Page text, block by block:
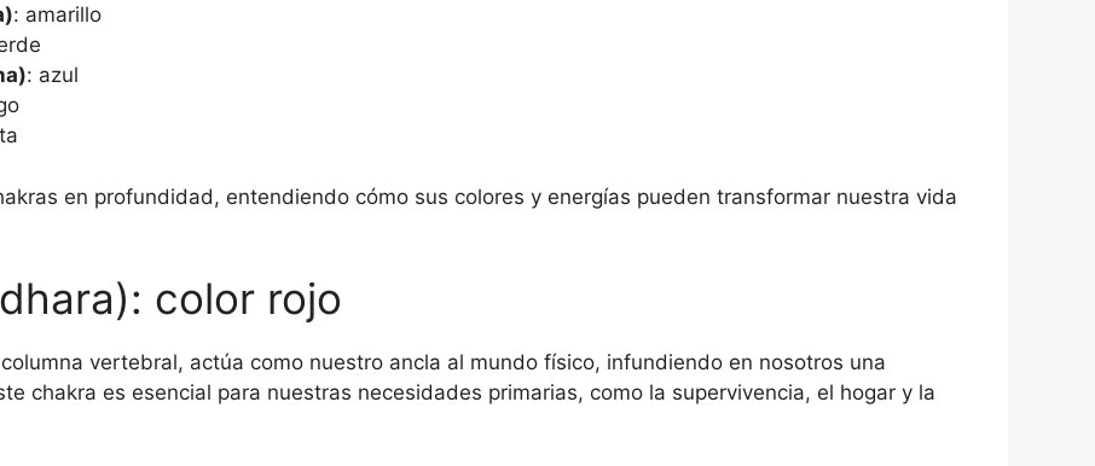
: amarillo
: azul
en profundidad, entendiendo cómo sus colores y energías pueden transformar nuestra vida
color rojo
vertebral, actúa como nuestro ancla al mundo físico, infundiendo en nosotros una
chakra es esencial para nuestras necesidades primarias, como la supervivencia, el hogar y la